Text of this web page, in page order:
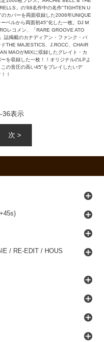
」の'68名作中の名作"TIGHTEN U
のカバーを両面収録した2006年UNIQUE
ーベルから両面初45"化した一枚。DJ M
レコメン、「RARE GROOVE ATO
誌掲載のカナディアン・ファンク・バ
ドTHE MAJESTICS、J.ROCC、CHAIR
MAOがMIXに収録したグレイト・カ
ーを収録した一枚！！オリジナルのLPよ
この音圧の高い45"をプレイしたいデ
！
-36表示
次 >
/ RE-EDIT / HOUS